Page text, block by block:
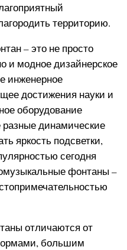
территорию.
– это не просто
и модное дизайнерское
инженерное
достижения науки и
оборудование
разные динамические
яркость подсветки,
сегодня
фонтаны –
отличаются от
большим